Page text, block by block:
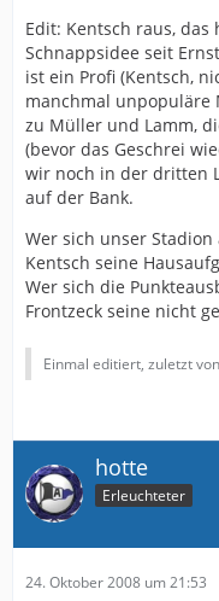
Edit: Kentsch raus,
Schnappsidee seit
ist ein Profi (Kentsch,
manchmal unpopuläre
zu Müller und Lamm,
(bevor das Geschrei
wir noch in der dritten
auf der Bank.
Wer sich unser
Kentsch seine
Wer sich die
Frontzeck seine nicht
Einmal editiert, zuletzt
hotte
Erleuchteter
24. Oktober 2008 um 21:53